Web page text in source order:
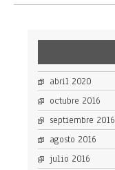
abril 2020
octubre 2016
septiembre 2016
agosto 2016
julio 2016